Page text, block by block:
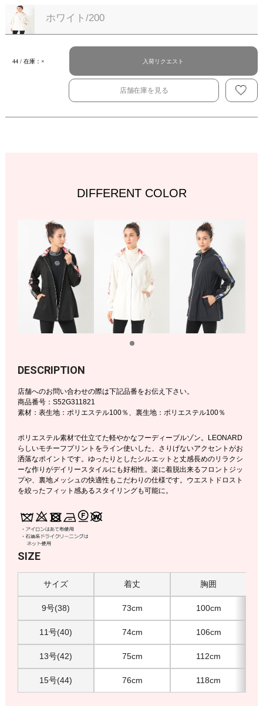
ホワイト/200
44 / 在庫：× 入荷リクエスト
店舗在庫を見る
DIFFERENT COLOR
DESCRIPTION
店舗へのお問い合わせの際は下記品番をお伝え下さい。
商品番号：S52G311821
素材：表生地：ポリエステル100％、裏生地：ポリエステル100％
ポリエステル素材で仕立てた軽やかなフーディーブルゾン。LEONARD
らしいモチーフプリントをライン使いした、さりげないアクセントがお
洒落なポイントです。ゆったりとしたシルエットと丈感長めのリラクシ
ーな作りがデイリースタイルにも好相性。楽に着脱出来るフロントジッ
プや、裏地メッシュの快適性もこだわりの仕様です。ウエストドロスト
を絞ったフィット感あるスタイリングも可能に。
SIZE
サイズ 着丈 胸囲
9号(38) 73cm 100cm
11号(40) 74cm 106cm
13号(42) 75cm 112cm
15号(44) 76cm 118cm